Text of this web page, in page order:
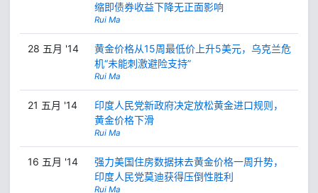
缩即债券收益下降无正面影响
Rui Ma
28 五月 '14
黄金价格从15周最低价上升5美元，乌克兰危
机“未能刺激避险支持”
Rui Ma
21 五月 '14
印度人民党新政府决定放松黄金进口规则，
黄金价格下滑
Rui Ma
16 五月 '14
强力美国住房数据抹去黄金价格一周升势，
印度人民党莫迪获得压倒性胜利
Rui Ma